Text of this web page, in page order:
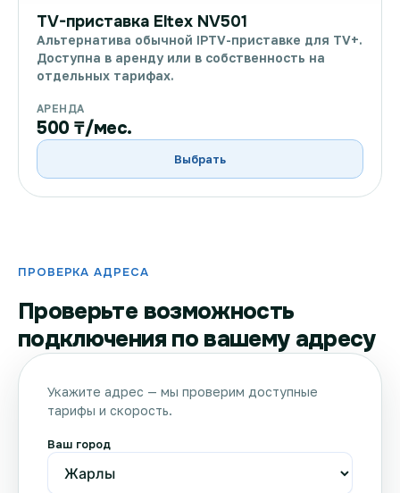
TV-приставка Eltex NV501
Альтернатива обычной IPTV-приставке для TV+.
Доступна в аренду или в собственность на
отдельных тарифах.
АРЕНДА
500 ₸/мес.
Выбрать
ПРОВЕРКА АДРЕСА
Проверьте возможность
подключения по вашему адресу
Укажите адрес — мы проверим доступные
тарифы и скорость.
Ваш город